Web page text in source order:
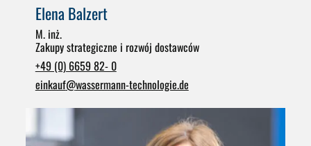
Elena Balzert
M. inż.
Zakupy strategiczne i rozwój dostawców
+49 (0) 6659 82- 0
einkauf@wassermann-technologie.de